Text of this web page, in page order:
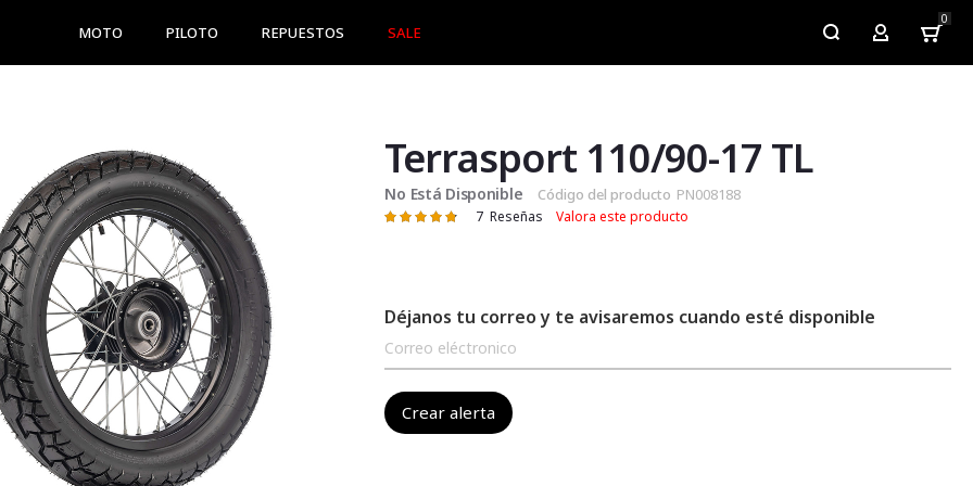
MOTO PILOTO REPUESTOS SALE My Account
0
Terrasport 110/90-17 TL
No Está Disponible Código del producto PN008188
Valoración: 7 Reseñas Valora este producto
Déjanos tu correo y te avisaremos cuando esté disponible